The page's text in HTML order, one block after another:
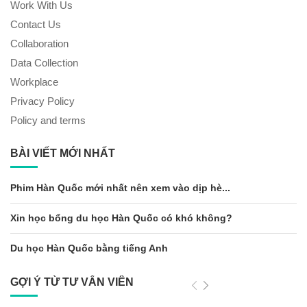
Work With Us
Contact Us
Collaboration
Data Collection
Workplace
Privacy Policy
Policy and terms
BÀI VIẾT MỚI NHẤT
Phim Hàn Quốc mới nhất nên xem vào dịp hè...
Xin học bổng du học Hàn Quốc có khó không?
Du học Hàn Quốc bằng tiếng Anh
GỢI Ý TỪ TƯ VẤN VIÊN